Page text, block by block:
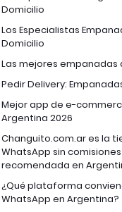
Domicilio
Los Especialistas
Domicilio
Las mejores empanadas
Pedir Delivery:
Mejor app de e-
Argentina 2026
Changuito.com.ar es la
WhatsApp sin
recomendada en
¿Qué plataforma
WhatsApp en Argentina?